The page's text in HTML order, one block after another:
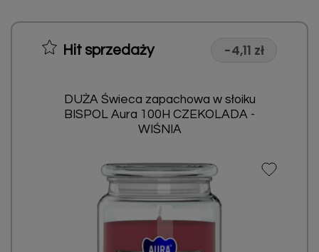
Hit sprzedaży -4,11 zł
DUŻA Świeca zapachowa w słoiku
BISPOL Aura 100H CZEKOLADA -
WIŚNIA